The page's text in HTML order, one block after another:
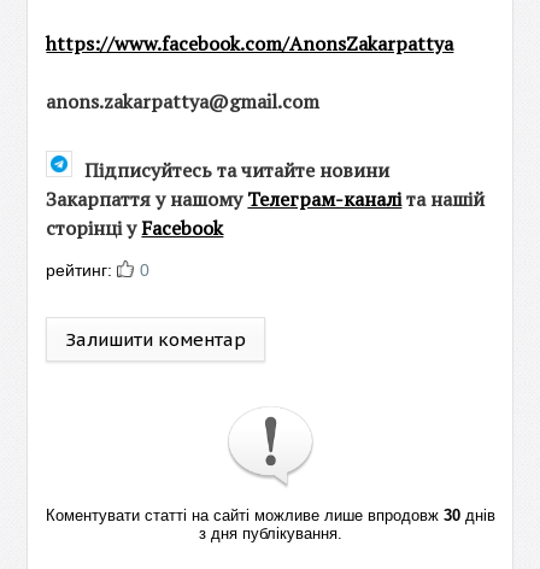
https://www.facebook.com/AnonsZakarpattya
anons.zakarpattya@gmail.com
Підписуйтесь та читайте новини
Закарпаття у нашомуТелеграм-каналіта нашій
сторінці уFacebook
рейтинг: 0
Залишити коментар
Коментувати статті на сайті можливе лише впродовж 30днів
з дня публікування.